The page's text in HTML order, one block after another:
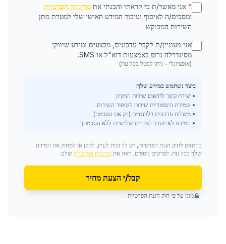
* אני מאשר/ת כי קראתי והבנתי את מדיניות הפרטיות
ומסכים/ה לאיסוף ועיבוד המידע האישי שלי למטרת מתן
השירות המבוקש.
אני מעוניין/ת לקבל עדכונים, מבצעים ומידע שיווקי
מסינדרלה גרופ באמצעות דוא"ל או SMS.
(אופציונלי - ניתן לבטל בכל עת)
כיצד נשתמש במידע שלך:
• יצירת קשר לתיאום שירות הניקיון
• שמירת היסטוריית שירות לשיפור השירות
• משלוח עדכונים רלוונטיים (רק אם הסכמת)
• המידע לא יועבר לצדדים שלישיים ללא הסכמתך
בהתאם לחוק הגנת הפרטיות, יש לך זכות לעיין, לתקן או למחוק את המידע
שלך בכל עת. לפרטים נוספים, ראה את מדיניות הפרטיות שלנו.
קבל/י הצעת מחיר
מוגן על פי חוק הגנת הפרטיות